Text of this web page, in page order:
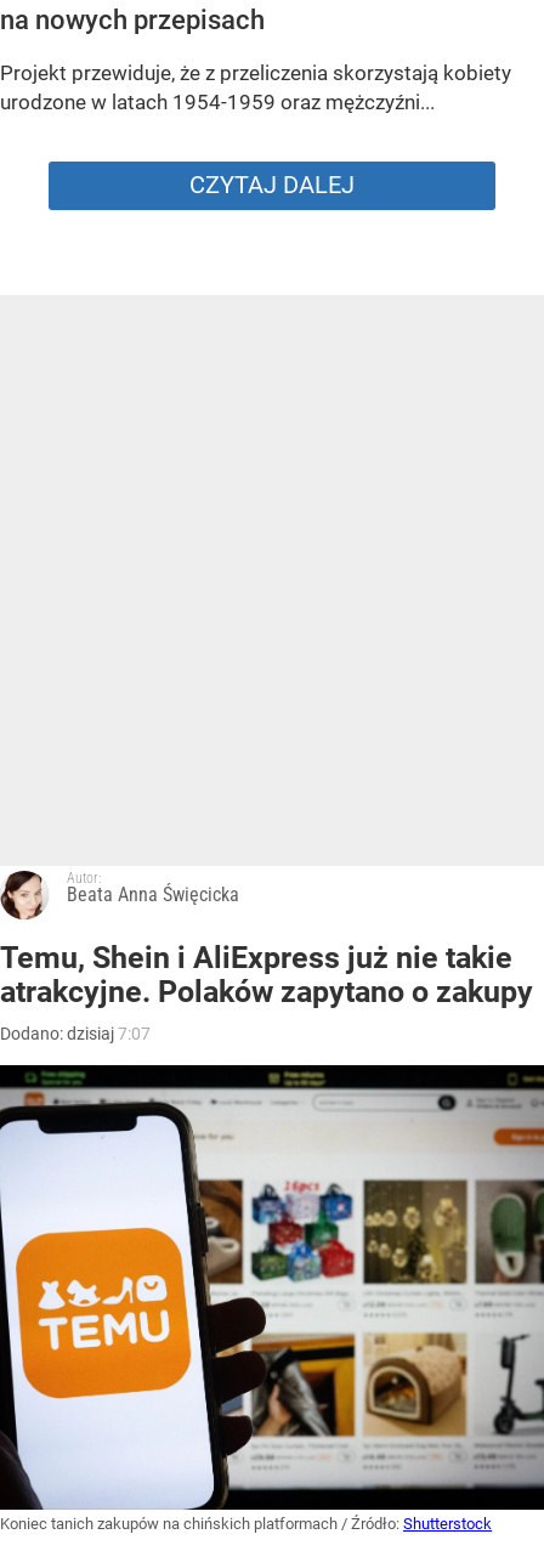
na nowych przepisach
Projekt przewiduje, że z przeliczenia skorzystają kobiety
urodzone w latach 1954-1959 oraz mężczyźni...
CZYTAJ DALEJ
Autor:
Beata Anna Święcicka
Temu, Shein i AliExpress już nie takie
atrakcyjne. Polaków zapytano o zakupy
Dodano:dzisiaj7:07
Koniec tanich zakupów na chińskich platformach / Źródło: Shutterstock